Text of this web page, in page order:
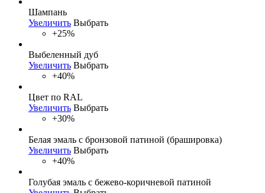
Шампань
Увеличить Выбрать
+25%
Выбеленный дуб
Увеличить Выбрать
+40%
Цвет по RAL
Увеличить Выбрать
+30%
Белая эмаль с бронзовой патиной (брашировка)
Увеличить Выбрать
+40%
Голубая эмаль с бежево-коричневой патиной